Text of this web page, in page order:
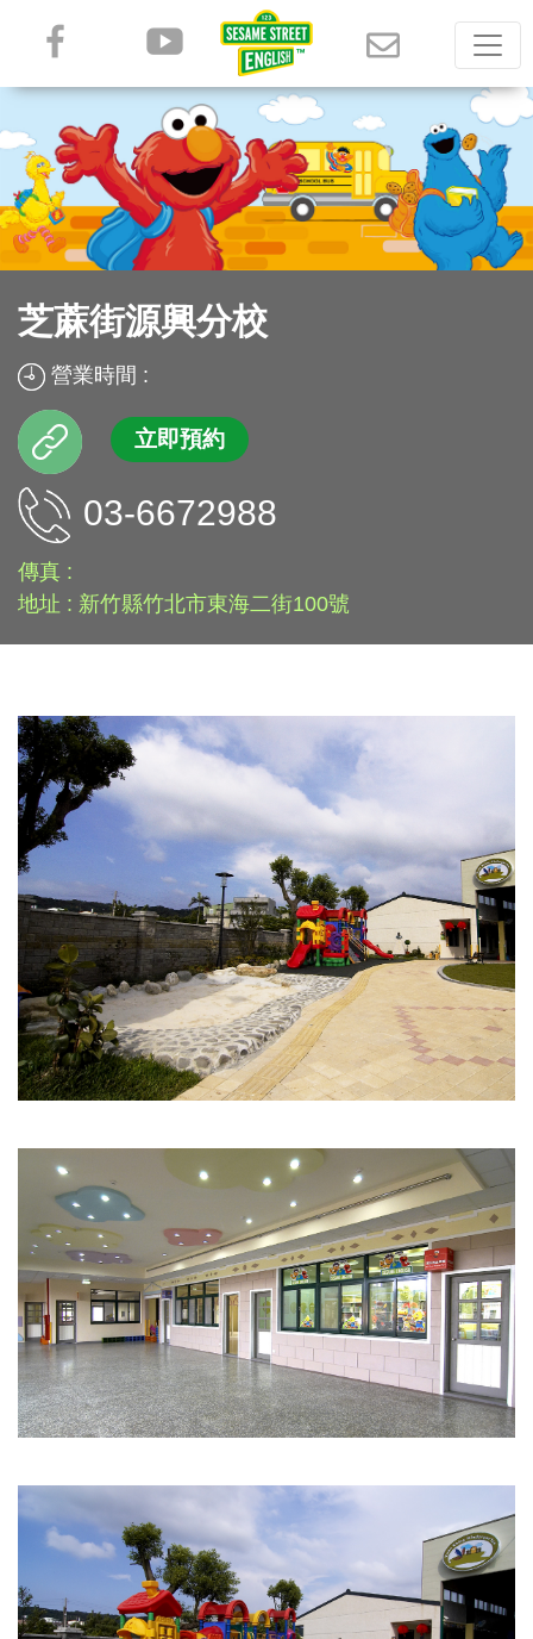
芝蔴街源興分校
營業時間 :
立即預約
03-6672988
傳真 :
地址 : 新竹縣竹北市東海二街100號